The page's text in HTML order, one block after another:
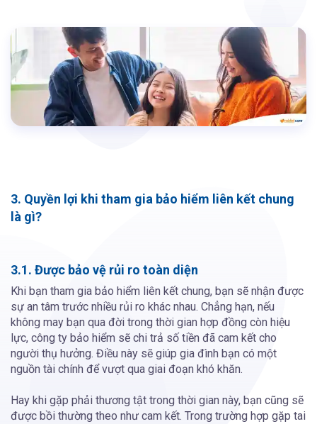
3. Quyền lợi khi tham gia bảo hiểm liên kết chung
là gì?
3.1. Được bảo vệ rủi ro toàn diện
Khi bạn tham gia bảo hiểm liên kết chung, bạn sẽ nhận được
sự an tâm trước nhiều rủi ro khác nhau. Chẳng hạn, nếu
không may bạn qua đời trong thời gian hợp đồng còn hiệu
lực, công ty bảo hiểm sẽ chi trả số tiền đã cam kết cho
người thụ hưởng. Điều này sẽ giúp gia đình bạn có một
nguồn tài chính để vượt qua giai đoạn khó khăn.
Hay khi gặp phải thương tật trong thời gian này, bạn cũng sẽ
được bồi thường theo như cam kết. Trong trường hợp gặp tai